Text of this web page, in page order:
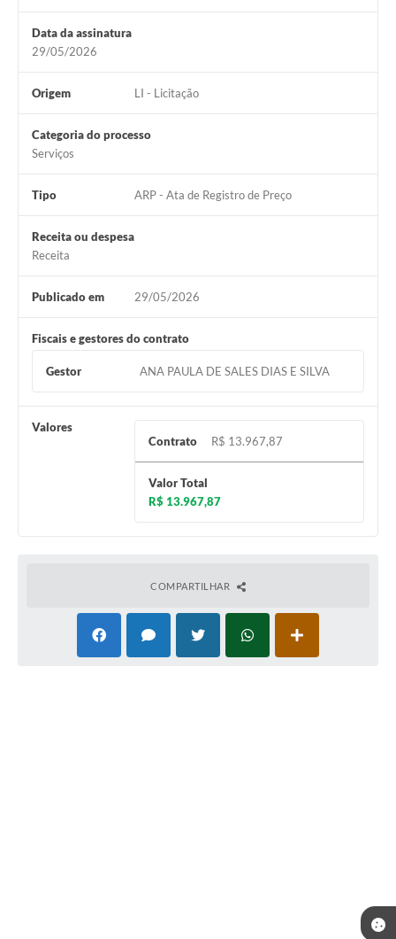
Data da assinatura
29/05/2026
Origem LI - Licitação
Categoria do processo
Serviços
Tipo ARP - Ata de Registro de Preço
Receita ou despesa
Receita
Publicado em 29/05/2026
Fiscais e gestores do contrato
Gestor ANA PAULA DE SALES DIAS E SILVA
Valores
Contrato
R$ 13.967,87
Valor Total
R$ 13.967,87
COMPARTILHAR